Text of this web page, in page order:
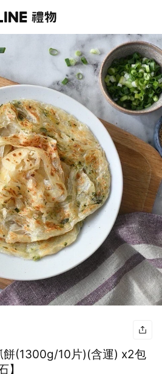
餅(1300g/10片)(含運) x2包
】